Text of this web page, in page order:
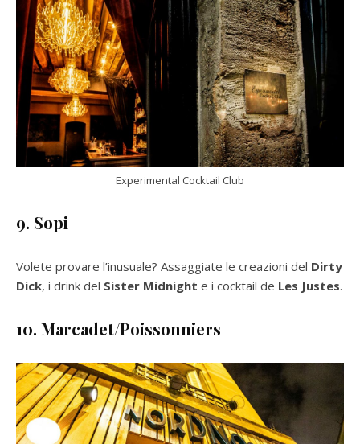
Experimental Cocktail Club
9. Sopi
Volete provare l’inusuale? Assaggiate le creazioni del Dirty
Dick, i drink del Sister Midnight e i cocktail de Les Justes.
10. Marcadet/Poissonniers